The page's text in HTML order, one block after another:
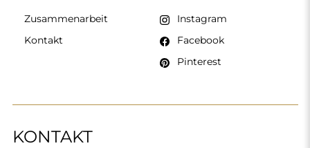
KONTAKT
Zusammenarbeit
Kontakt
Instagram
Facebook
Pinterest